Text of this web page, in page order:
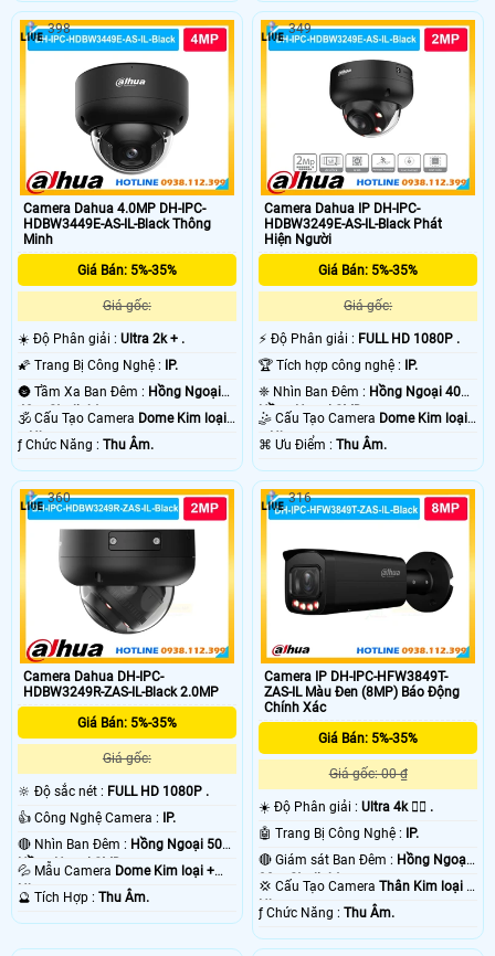
Camera Dahua 4.0MP DH-IPC-
HDBW3449E-AS-IL-Black Thông
Minh
Giá Bán: 5%-35%
Giá gốc:
☀️ Độ Phân giải : Ultra 2k + .
🌠 Trang Bị Công Nghệ : IP.
🌚 Tầm Xa Ban Đêm : Hồng Ngoại
40m Starlight.
🕉️ Cấu Tạo Camera Dome Kim loại
+ Nhựa.
️ƒ Chức Năng : Thu Âm.
398
Camera Dahua IP DH-IPC-
HDBW3249E-AS-IL-Black Phát
Hiện Người
Giá Bán: 5%-35%
Giá gốc:
️⚡ Độ Phân giải : FULL HD 1080P .
🏆 Tích hợp công nghệ : IP.
❈ Nhìn Ban Đêm : Hồng Ngoại 40m
Hồng Ngoại SMD.
🤹 Cấu Tạo Camera Dome Kim loại
+ Nhựa.
️⌘ Ưu Điểm :Thu Âm.
349
Camera Dahua DH-IPC-
HDBW3249R-ZAS-IL-Black 2.0MP
Giá Bán: 5%-35%
Giá gốc:
🔆 Độ sắc nét : FULL HD 1080P .
👍 Công Nghệ Camera :
IP.
🔴 Nhìn Ban Đêm : Hồng Ngoại 50m
Hồng Ngoại SMD.
💦 Mẫu Camera Dome Kim loại +
Nhựa.
️🔮 Tích Hợp : Thu Âm.
360
Camera IP DH-IPC-HFW3849T-
ZAS-IL Màu Đen (8MP) Báo Động
Chính Xác
Giá Bán: 5%-35%
Giá gốc: 00 ₫
☀️ Độ Phân giải :Ultra 4k 👍🏾 .
🤖️ Trang Bị Công Nghệ :
IP.
🔴 Giám sát Ban Đêm : Hồng Ngoại
30m Starlight.
💢 Cấu Tạo CameraThân Kim loại +
Nhựa.
️ƒ Chức Năng :Thu Âm.
316